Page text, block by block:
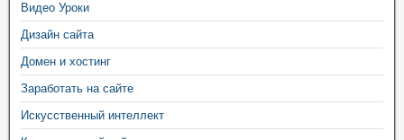
Видео Уроки
Дизайн сайта
Домен и хостинг
Заработать на сайте
Искусственный интеллект